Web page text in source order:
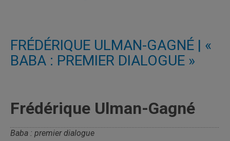
FRÉDÉRIQUE ULMAN-GAGNÉ | «
BABA : PREMIER DIALOGUE »
Frédérique Ulman-Gagné
Baba : premier dialogue